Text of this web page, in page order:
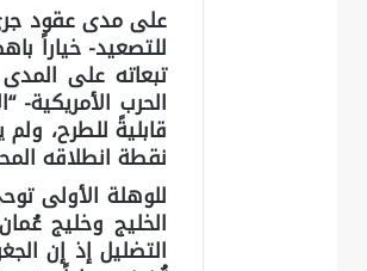
على مدى عقود جرى
للتصعيد- خياراً
تبعاته على
الحرب الأمريكية-
قابليةً للطرح،
نقطة انطلاقه
للوهلة الأولى
الخليج وخليج
التضليل إذ إن